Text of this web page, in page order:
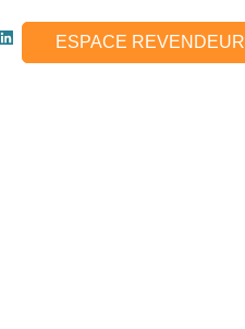
ESPACE REVENDEUR